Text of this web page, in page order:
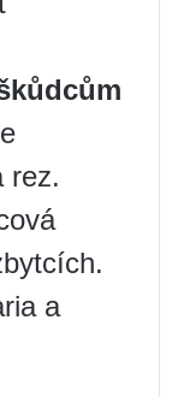
rez.
a